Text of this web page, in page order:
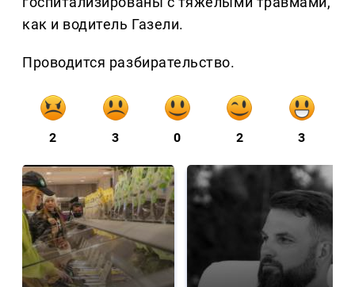
как и водитель Газели.
Проводится разбирательство.
2 3 0 2 3